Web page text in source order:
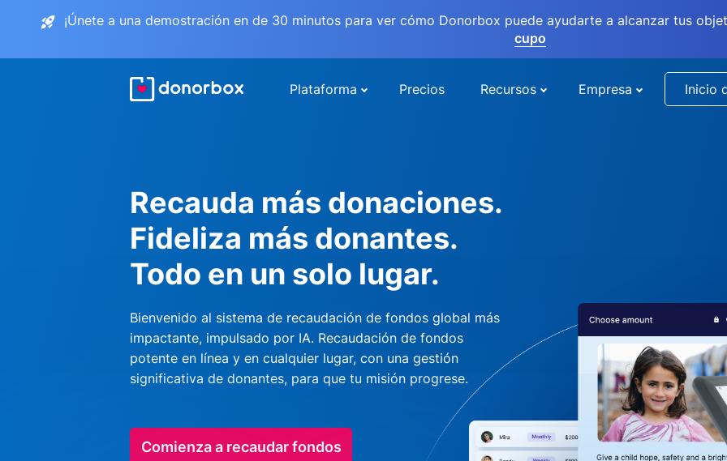
¡Únete a una demostración en de 30 minutos para ver cómo Donorbox puede ayudarte a alcanzar tus
cupo
Plataforma Precios Recursos Empresa Inicio
Recauda más donaciones.
Fideliza más donantes.
Todo en un solo lugar.
Bienvenido al sistema de recaudación de fondos global más
impactante, impulsado por IA. Recaudación de fondos
potente en línea y en cualquier lugar, con una gestión
significativa de donantes, para que tu misión progrese.
Comienza a recaudar fondos